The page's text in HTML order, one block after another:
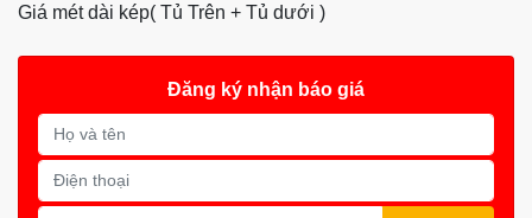
Giá mét dài kép( Tủ Trên + Tủ dưới )
Đăng ký nhận báo giá